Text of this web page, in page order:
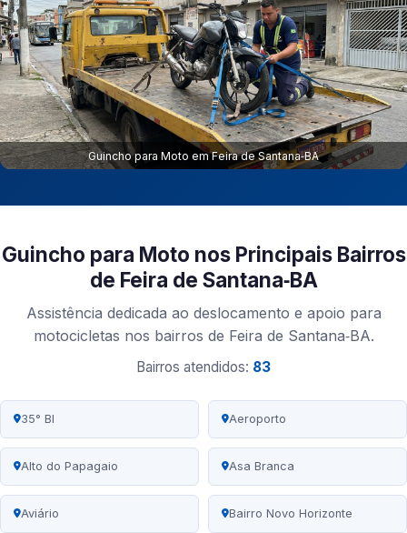
Guincho para Moto em Feira de Santana‑BA
Guincho para Moto nos Principais Bairros
de Feira de Santana‑BA
Assistência dedicada ao deslocamento e apoio para
motocicletas nos bairros de Feira de Santana‑BA.
Bairros atendidos: 83
35° BI Aeroporto
Alto do Papagaio Asa Branca
Aviário Bairro Novo Horizonte